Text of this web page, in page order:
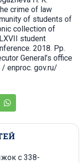
с 338-
crime of law
of students of
collection of
student
2018. Pp.
General’s office
enproc. gov.ru/